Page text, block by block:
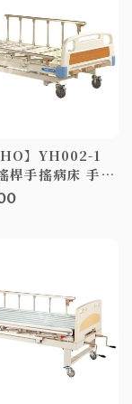
】YH002-1
桿手搖病床 手動
床